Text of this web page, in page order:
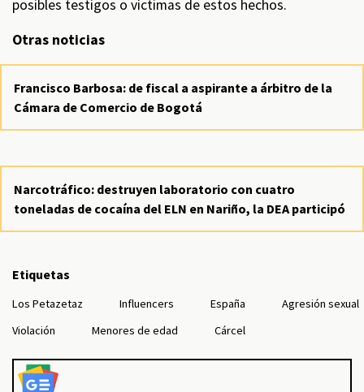
posibles testigos o víctimas de estos hechos.
Otras noticias
Francisco Barbosa: de fiscal a aspirante a árbitro de la
Cámara de Comercio de Bogotá
Narcotráfico: destruyen laboratorio con cuatro
toneladas de cocaína del ELN en Nariño, la DEA participó
Etiquetas
Los Petazetaz Influencers España
Agresión sexual
Violación
Menores de edad Cárcel